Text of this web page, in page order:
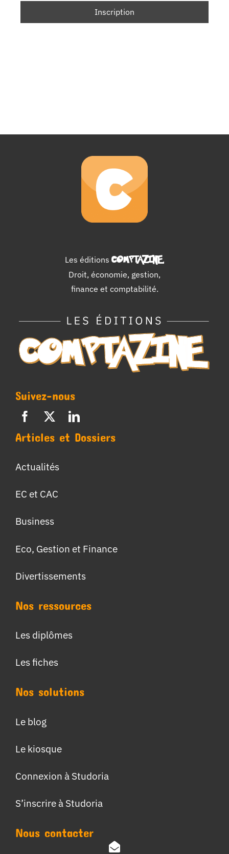
Les éditions COMPTAZINE.
Droit, économie, gestion,
finance et comptabilité.
Suivez-nous
Articles et Dossiers
Actualités
EC et CAC
Business
Eco, Gestion et Finance
Divertissements
Nos ressources
Les diplômes
Les fiches
Nos solutions
Le blog
Le kiosque
Connexion à Studoria
S’inscrire à Studoria
Nous contacter